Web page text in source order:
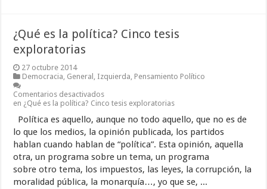
¿Qué es la política? Cinco tesis
exploratorias
27 octubre 2014
Democracia, General , Izquierda, Pensamiento Político
Comentarios desactivados
en ¿Qué es la política? Cinco tesis exploratorias
Política es aquello, aunque no todo aquello, que no es de
lo que los medios, la opinión publicada, los partidos
hablan cuando hablan de “política”. Esta opinión, aquella
otra, un programa sobre un tema, un programa
sobre otro tema, los impuestos, las leyes, la corrupción, la
moralidad pública, la monarquía…, yo que se, ...